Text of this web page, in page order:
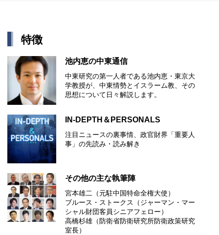
特徴
池内恵の中東通信
中東研究の第⼀⼈者である池内恵・東京⼤
学教授が、中東情勢とイスラーム教、その
思想について⽇々解説します。
IN-DEPTH＆PERSONALS
注目ニュースの裏事情、政官財界「重要人
事」の先読み・読み解き
その他の主な執筆陣
宮本雄二（元駐中国特命全権大使）
ブルース・ストークス（ジャーマン・マー
シャル財団客員シニアフェロー）
高橋杉雄（防衛省防衛研究所防衛政策研究
室長）